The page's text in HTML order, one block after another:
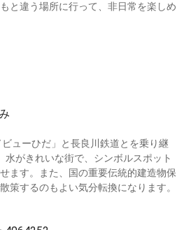
と違う場所に行って、非日常を楽しめ
ューひだ」と長良川鉄道とを乗り継
がきれいな街で、シンボルスポット
ます。また、国の重要伝統的建造物保
策するのもよい気分転換になります。